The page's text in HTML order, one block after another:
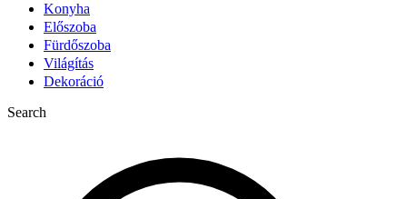
Konyha
Előszoba
Fürdőszoba
Világítás
Dekoráció
Search